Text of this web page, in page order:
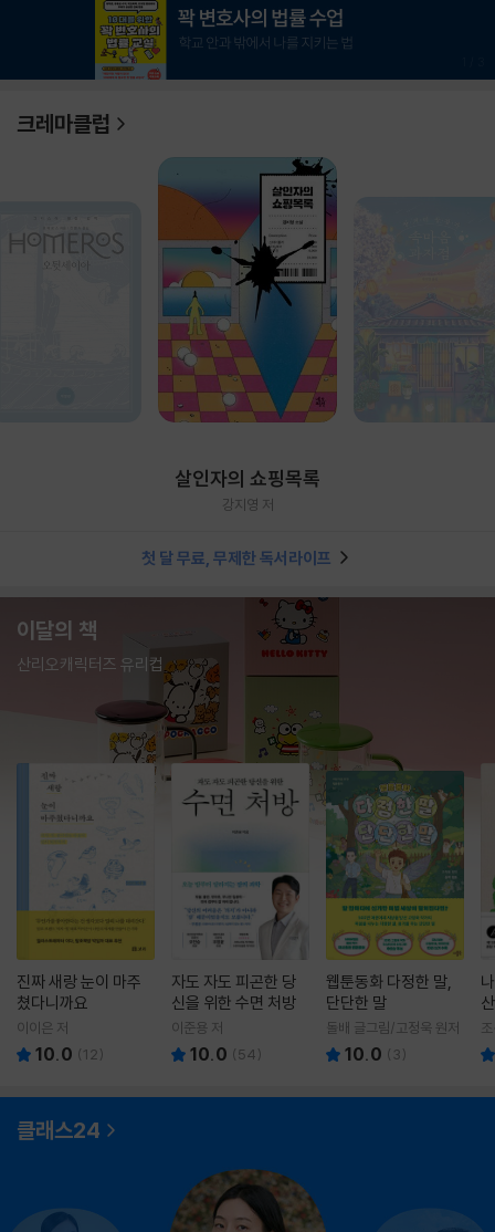
크레마클럽
살인자의 쇼핑목록
강지영 저
첫 달 무료, 무제한 독서라이프
이달의 책
산리오캐릭터즈 유리컵
진짜 새랑 눈이 마주
쳤다니까요
이이은 저
10.0 (12)
자도 자도 피곤한 당
신을 위한 수면 처방
이준용 저
10.0 (54)
웹툰동화 다정한 말,
단단한 말
돌배 글그림/고정욱 원저
10.0 ( 3)
클래스24